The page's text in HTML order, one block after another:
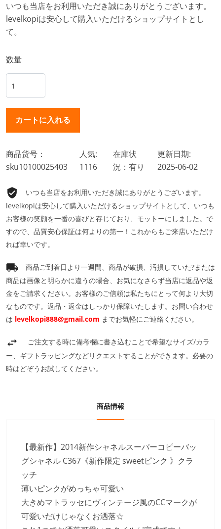
いつも当店をお利用いただき誠にありがとうございます。
levelkopiは安心して購入いただけるショップサイトとし
て。
数量
商品货号：
sku10100025403
人気:
1116
在庫状
況：有り
更新日期:
2025-06-02
いつも当店をお利用いただき誠にありがとうございます。
levelkopiは安心して購入いただけるショップサイトとして、いつも
お客様の笑顔を一番の喜びと存じており、モットーにしました。で
すので、品質安心保証は何よりの第一！これからもご来店いただけ
れば幸いです。
商品ご到着日より一週間、商品が破損、汚損していた?または
商品は画像と明らかに違うの場合、お気になさらず当店に返品や返
金をご請求ください。お客様のご信頼は私たちにとって何より大切
なものです。返品・返金はしっかり保障いたします。お問い合わせ
は levelkopi888@gmail.com までお気軽にご連絡ください。
ご注文する時に備考欄に書き込むことで希望なサイズ/カラ
ー、ギフトラッピングなどリクエストすることができます。必要の
時はどぞうお試してください。
商品情報
【最新作】2014新作シャネルスーパーコピーバッ
グシャネル C367《新作限定 sweetピンク 》クラ
ッチ
薄いピンクがめっちゃ可愛い
大きめマトラッセにヴィンテージ風のCCマークが
可愛いだけじゃなくお洒落☆